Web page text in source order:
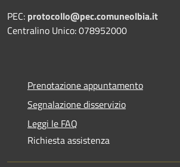
PEC: protocollo@pec.comuneolbia.it
Centralino Unico: 078952000
Prenotazione appuntamento
Segnalazione disservizio
Leggi le FAQ
Richiesta assistenza